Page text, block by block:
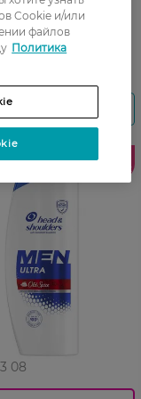
Лидер
продаж
08
Cookie и/или
файлов
Политика